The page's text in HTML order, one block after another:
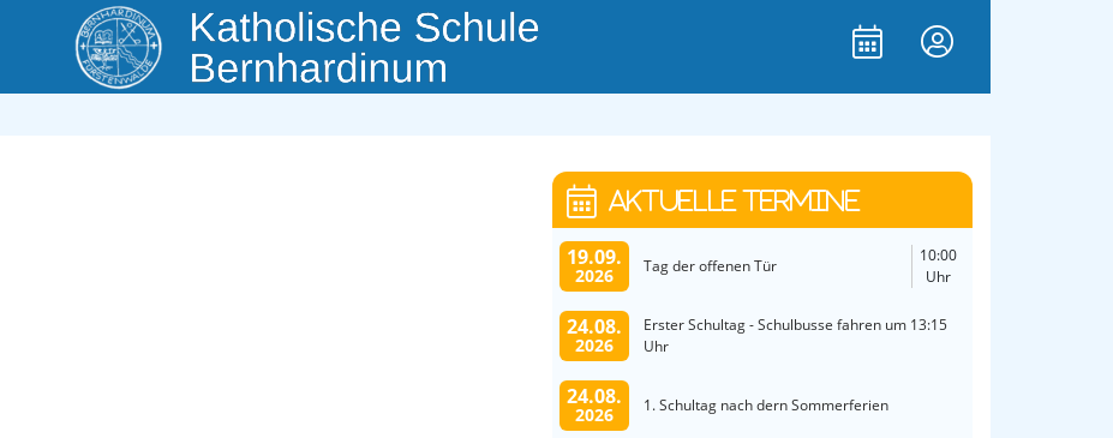
AKTUELLE TERMINE
19.09.
2026 Tag der offenen Tür
10:00
Uhr
24.08.
2026
Erster Schultag - Schulbusse fahren um 13:15
Uhr
24.08.
2026 1. Schultag nach dern Sommerferien